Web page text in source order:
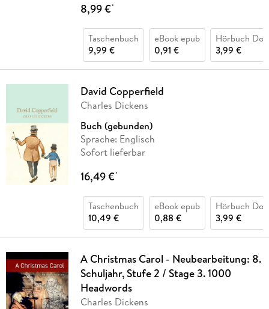
8,99 €*
Taschenbuch
9,99 €
eBook epub
0,91 €
Hörbuch
3,99 €
David Copperfield
Charles Dickens
Buch (gebunden)
Sprache: Englisch
Sofort lieferbar
16,49 €*
Taschenbuch
10,49 €
eBook epub
0,88 €
Hörbuch
3,99 €
A Christmas Carol - Neubearbeitung: 8.
Schuljahr, Stufe 2 / Stage 3. 1000
Headwords
Charles Dickens